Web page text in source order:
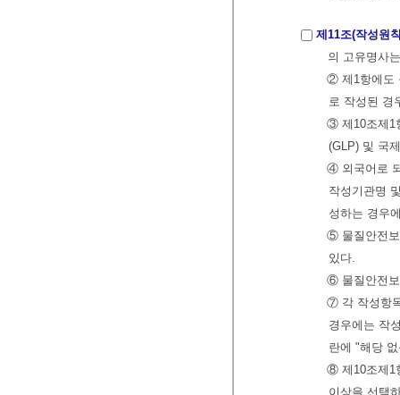
제11조(작성원
의 고유명사
② 제1항에도
로 작성된 경
③ 제10조제1
(GLP) 및 국
④ 외국어로
작성기관명
성하는 경우
⑤ 물질안전보
있다.
⑥ 물질안전보
⑦ 각 작성항
경우에는 작
란에 "해당
⑧ 제10조제1
이상을 선택